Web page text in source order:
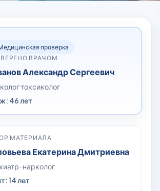
проверка
ВРАЧОМ
Александр Сергеевич
токсиколог
46 лет
МАТЕРИАЛА
Екатерина Дмитриевна
нарколог
14 лет